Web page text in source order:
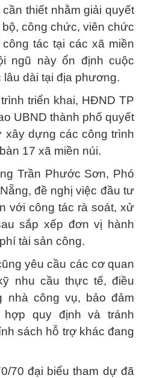
thiết nhằm giải quyết
công chức, viên chức
tác tại các xã miền
ngũ này ổn định cuộc
dài tại địa phương.
triển khai, HĐND TP
UBND thành phố quyết
dựng các công trình
17 xã miền núi.
Trần Phước Sơn, Phó
đề nghị việc đầu tư
với công tác rà soát, xử
sắp xếp đơn vị hành
tài sản công.
yêu cầu các cơ quan
nhu cầu thực tế, điều
nhà công vụ, bảo đảm
quy định và tránh
sách hỗ trợ khác đang
70 đại biểu tham dự đã